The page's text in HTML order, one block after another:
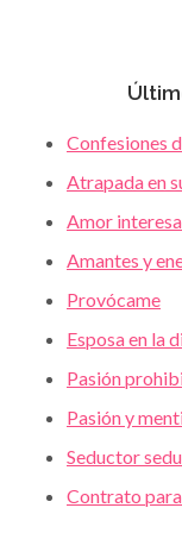
Confesiones
Atrapada en
Amor
Amantes y
Provócame
Esposa en la
Pasión
Pasión y
Seductor
Contrato